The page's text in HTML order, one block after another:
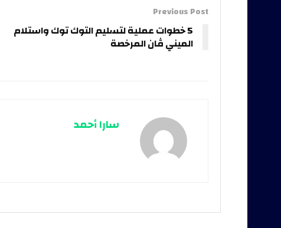
Previous Post
5 خطوات عملية لتسليم التوك توك واستلام
الميني ڤان المرخصة
سارا أحمد